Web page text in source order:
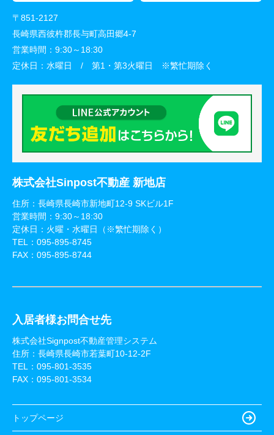
〒851-2127
長崎県西彼杵郡長与町高田郷4-7
営業時間： 9:30～18:30
定休日： 水曜日 / 第1・第3火曜日 ※繁忙期除く
株式会社Sinpost不動産 新地店
住所：長崎県長崎市新地町12-9 SKビル1F
営業時間：9:30～18:30
定休日：火曜・水曜日（※繁忙期除く）
TEL： 095-895-8745
FAX：095-895-8744
入居者様お問合せ先
株式会社Signpost不動産管理システム
住所：長崎県長崎市若葉町10-12-2F
TEL： 095-801-3535
FAX：095-801-3534
トップページ